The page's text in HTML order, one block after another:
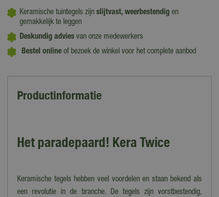
Keramische tuintegels zijn slijtvast, weerbestendig en
gemakkelijk te leggen
Deskundig advies van onze medewerkers
Bestel online of bezoek de winkel voor het complete aanbod
Productinformatie
Het paradepaard! Kera Twice
Keramische tegels hebben veel voordelen en staan bekend als
een revolutie in de branche. De tegels zijn vorstbestendig,